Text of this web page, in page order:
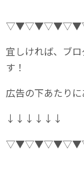
宜しければ、ブ
す！
広告の下あたりに
↓↓↓↓↓↓